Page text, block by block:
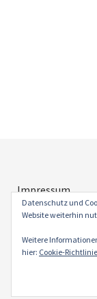
Impressum
Datenschutz
Datenschutz und
Website weiterhin
Weitere
hier: Cookie-Richtlinie